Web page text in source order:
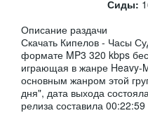
Сиды:
Описание раздачи
Скачать Кипелов - Часы
формате MP3 320 kbps
играющая в жанре Heavy-
основным жанром этой
дня", дата выхода
релиза составила